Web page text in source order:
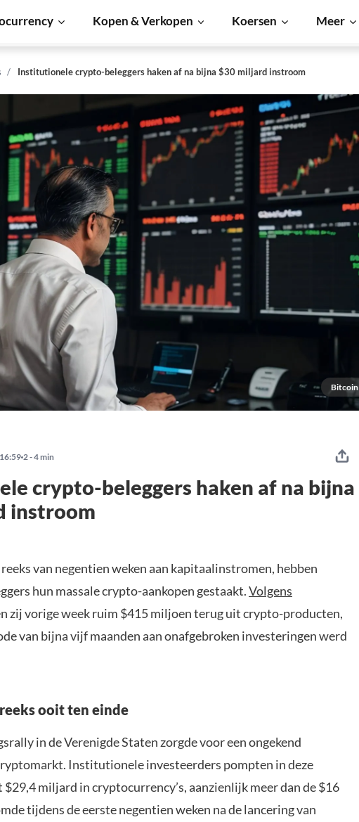
Kopen & Verkopen Koersen Meer
Institutionele crypto-beleggers haken af na bijna $30 miljard instroom
Bitcoin
16:59 2 - 4 min
crypto-beleggers haken af na bijna
instroom
reeks van negentien weken aan kapitaalinstromen, hebben
hun massale crypto-aankopen gestaakt.Volgens
zij vorige week ruim $415 miljoen terug uit crypto-producten,
van bijna vijf maanden aan onafgebroken investeringen werd
ooit ten einde
in de Verenigde Staten zorgde voor een ongekend
Institutionele investeerders pompten in deze
miljard in cryptocurrency’s, aanzienlijk meer dan de $16
tijdens de eerste negentien weken na de lancering van